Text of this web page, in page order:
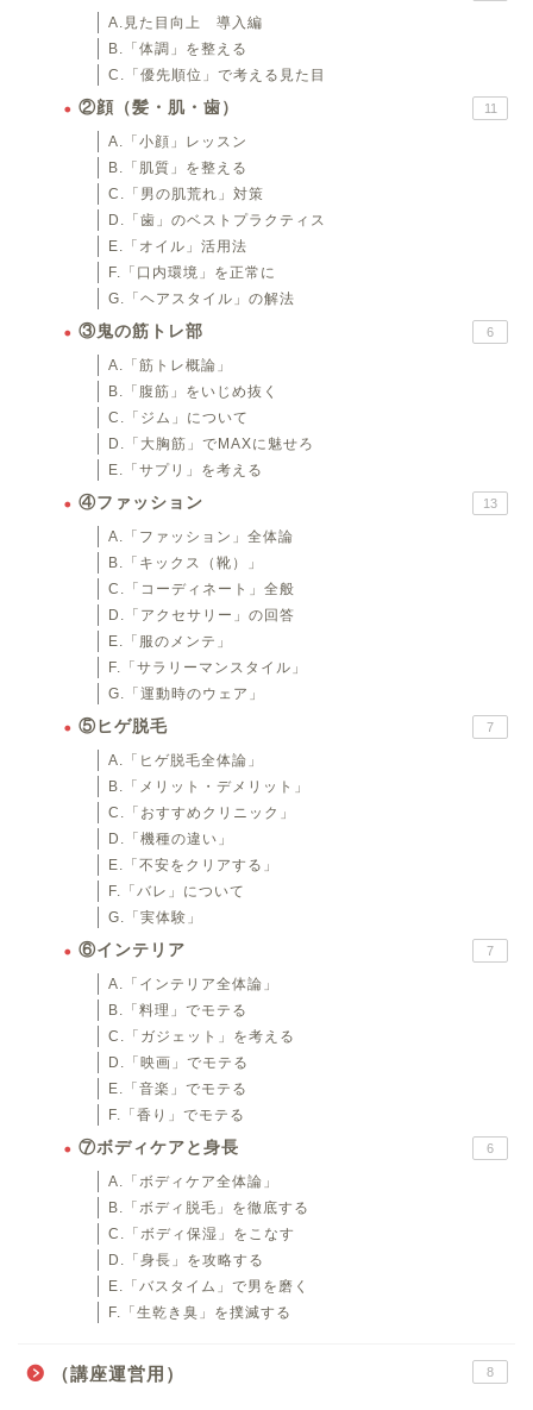
A.見た目向上 導入編
B.「体調」を整える
C.「優先順位」で考える見た目
②顔（髪・肌・歯） 11
A.「小顔」レッスン
B.「肌質」を整える
C.「男の肌荒れ」対策
D.「歯」のベストプラクティス
E.「オイル」活用法
F.「口内環境」を正常に
G.「ヘアスタイル」の解法
③鬼の筋トレ部 6
A.「筋トレ概論」
B.「腹筋」をいじめ抜く
C.「ジム」について
D.「大胸筋」でMAXに魅せろ
E.「サプリ」を考える
④ファッション 13
A.「ファッション」全体論
B.「キックス（靴）」
C.「コーディネート」全般
D.「アクセサリー」の回答
E.「服のメンテ」
F.「サラリーマンスタイル」
G.「運動時のウェア」
⑤ヒゲ脱毛 7
A.「ヒゲ脱毛全体論」
B.「メリット・デメリット」
C.「おすすめクリニック」
D.「機種の違い」
E.「不安をクリアする」
F.「バレ」について
G.「実体験」
⑥インテリア 7
A.「インテリア全体論」
B.「料理」でモテる
C.「ガジェット」を考える
D.「映画」でモテる
E.「音楽」でモテる
F.「香り」でモテる
⑦ボディケアと身長 6
A.「ボディケア全体論」
B.「ボディ脱毛」を徹底する
C.「ボディ保湿」をこなす
D.「身長」を攻略する
E.「バスタイム」で男を磨く
F.「生乾き臭」を撲滅する
（講座運営用） 8